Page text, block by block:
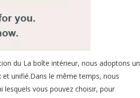
du La boîte intérieur, nous adoptons un
unifié.Dans le même temps, nous
lesquels vous pouvez choisir, pour